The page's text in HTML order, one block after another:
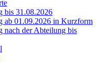
bis 31.08.2026
ab 01.09.2026 in Kurzform
nach der Abteilung bis